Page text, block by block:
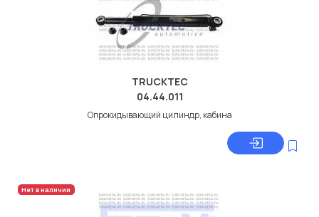
TRUCKTEC
04.44.011
Опрокидывающий цилиндр, кабина
Нет в наличии